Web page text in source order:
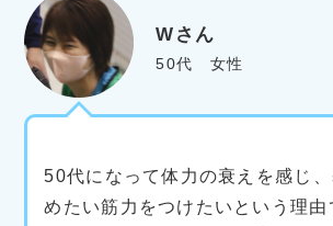
Wさん
50代 女性
50代になって体力の衰えを感じ
めたい筋力をつけたいという理由